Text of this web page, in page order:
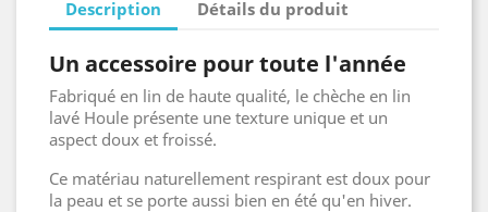
Description Détails du produit
Un accessoire pour toute l'année
Fabriqué en lin de haute qualité, le chèche en lin
lavé Houle présente une texture unique et un
aspect doux et froissé.
Ce matériau naturellement respirant est doux pour
la peau et se porte aussi bien en été qu'en hiver.